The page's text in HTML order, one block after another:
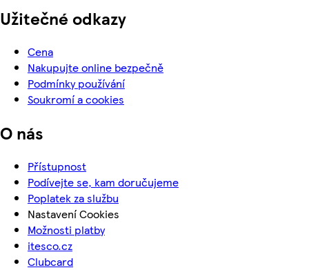
Užitečné odkazy
Cena
Nakupujte online bezpečně
Podmínky používání
Soukromí a cookies
O nás
Přístupnost
Podívejte se, kam doručujeme
Poplatek za službu
Nastavení Cookies
Možnosti platby
itesco.cz
Clubcard